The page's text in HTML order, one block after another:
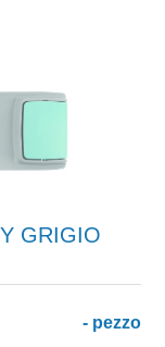
GRIGIO
- pezzo